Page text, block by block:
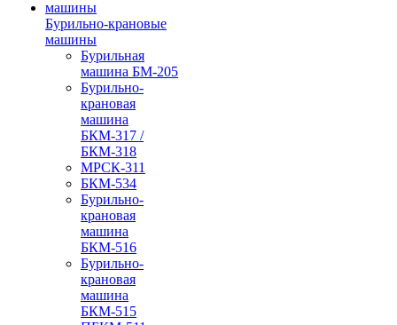
Бурильно-крановые
машины
Бурильная
машина БМ-205
Бурильно-
крановая
машина
БКМ-317 /
БКМ-318
МРСК-311
БКМ-534
Бурильно-
крановая
машина
БКМ-516
Бурильно-
крановая
машина
БКМ-515